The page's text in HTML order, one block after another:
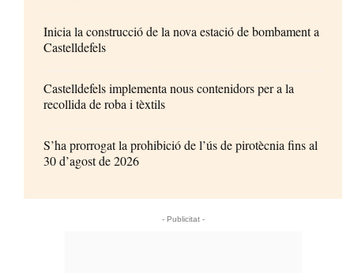
Inicia la construcció de la nova estació de bombament a
Castelldefels
Castelldefels implementa nous contenidors per a la
recollida de roba i tèxtils
S’ha prorrogat la prohibició de l’ús de pirotècnia fins al
30 d’agost de 2026
- Publicitat -